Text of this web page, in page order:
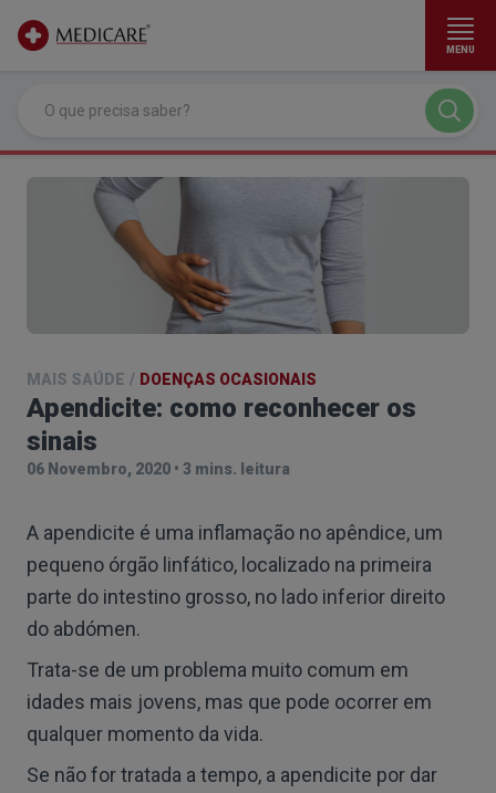
MENU
MAIS SAÚDE / DOENÇAS OCASIONAIS
Apendicite: como reconhecer os
sinais
06 Novembro, 2020 • 3 mins. leitura
A apendicite é uma inflamação no apêndice, um
pequeno órgão linfático, localizado na primeira
parte do intestino grosso, no lado inferior direito
do abdómen.
Trata-se de um problema muito comum em
idades mais jovens, mas que pode ocorrer em
qualquer momento da vida.
Se não for tratada a tempo, a apendicite por dar